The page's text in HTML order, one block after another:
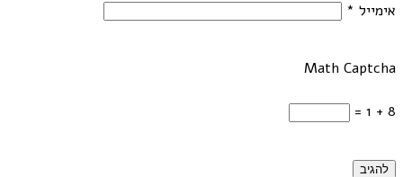
אימייל *
Math Captcha
8 + 1 =